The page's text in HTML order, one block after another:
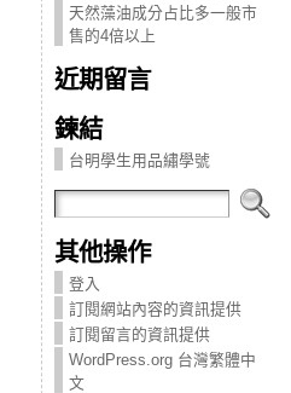
天然藻油成分占比多一般市
售的4倍以上
近期留言
鍊結
台明學生用品繡學號
其他操作
登入
訂閱網站內容的資訊提供
訂閱留言的資訊提供
WordPress.org 台灣繁體中
文